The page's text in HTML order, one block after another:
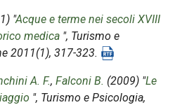
"Acque e terme nei secoli XVIII
medica ", Turismo e
2011(1), 317-323.
A. F., Falconi B. (2009) "Le
", Turismo e Psicologia,